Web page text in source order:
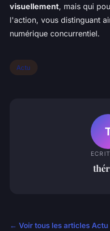
visuellement, mais qui
l'action, vous distinguant
numérique concurrentiel.
Actu
← Voir tous les articles Actu